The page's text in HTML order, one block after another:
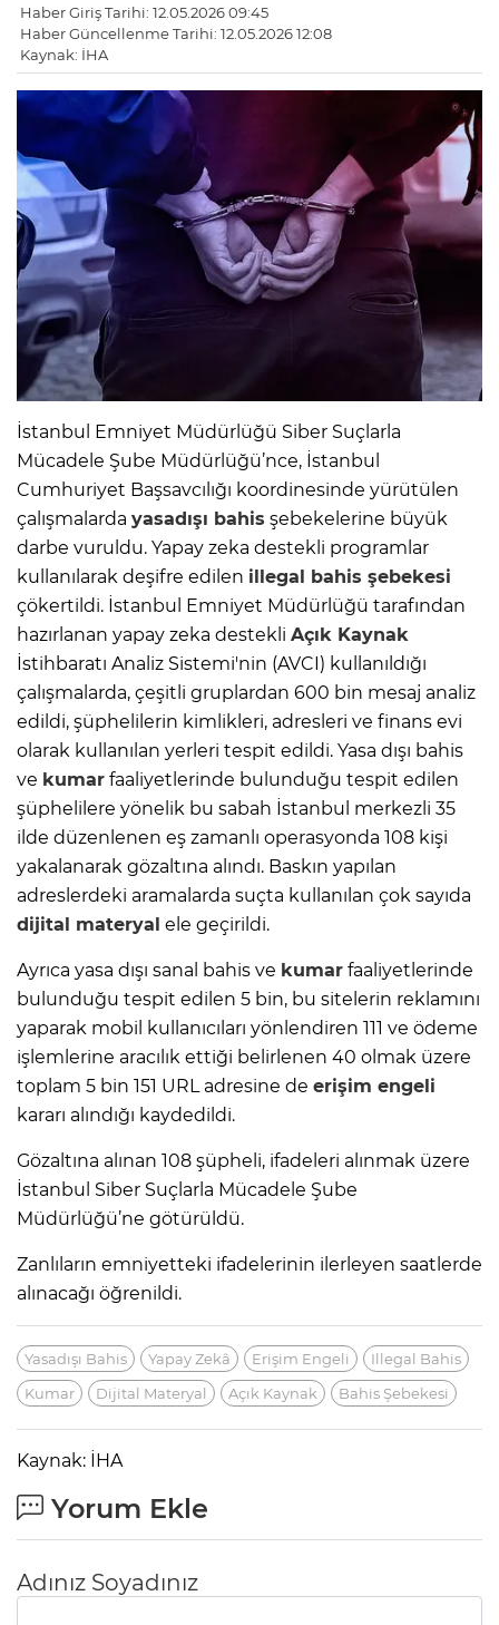
Haber Giriş Tarihi: 12.05.2026 09:45
Haber Güncellenme Tarihi: 12.05.2026 12:08
Kaynak: İHA
İstanbul Emniyet Müdürlüğü Siber Suçlarla
Mücadele Şube Müdürlüğü’nce, İstanbul
Cumhuriyet Başsavcılığı koordinesinde yürütülen
çalışmalarda yasadışı bahis şebekelerine büyük
darbe vuruldu. Yapay zeka destekli programlar
kullanılarak deşifre edilen illegal bahis şebekesi
çökertildi. İstanbul Emniyet Müdürlüğü tarafından
hazırlanan yapay zeka destekli Açık Kaynak
İstihbaratı Analiz Sistemi'nin (AVCI) kullanıldığı
çalışmalarda, çeşitli gruplardan 600 bin mesaj analiz
edildi, şüphelilerin kimlikleri, adresleri ve finans evi
olarak kullanılan yerleri tespit edildi. Yasa dışı bahis
ve kumar faaliyetlerinde bulunduğu tespit edilen
şüphelilere yönelik bu sabah İstanbul merkezli 35
ilde düzenlenen eş zamanlı operasyonda 108 kişi
yakalanarak gözaltına alındı. Baskın yapılan
adreslerdeki aramalarda suçta kullanılan çok sayıda
dijital materyal ele geçirildi.
Ayrıca yasa dışı sanal bahis ve kumar faaliyetlerinde
bulunduğu tespit edilen 5 bin, bu sitelerin reklamını
yaparak mobil kullanıcıları yönlendiren 111 ve ödeme
işlemlerine aracılık ettiği belirlenen 40 olmak üzere
toplam 5 bin 151 URL adresine de erişim engeli
kararı alındığı kaydedildi.
Gözaltına alınan 108 şüpheli, ifadeleri alınmak üzere
İstanbul Siber Suçlarla Mücadele Şube
Müdürlüğü’ne götürüldü.
Zanlıların emniyetteki ifadelerinin ilerleyen saatlerde
alınacağı öğrenildi.
Yasadışı Bahis Yapay Zekâ Erişim Engeli
Illegal Bahis
Kumar
Dijital Materyal Açık Kaynak Bahis Şebekesi
Kaynak: İHA
Yorum Ekle
Adınız Soyadınız